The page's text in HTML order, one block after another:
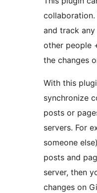
collaboration.
and track
other people
the changes
With this
synchronize
posts or
servers. For
someone
posts and
server, then
changes on